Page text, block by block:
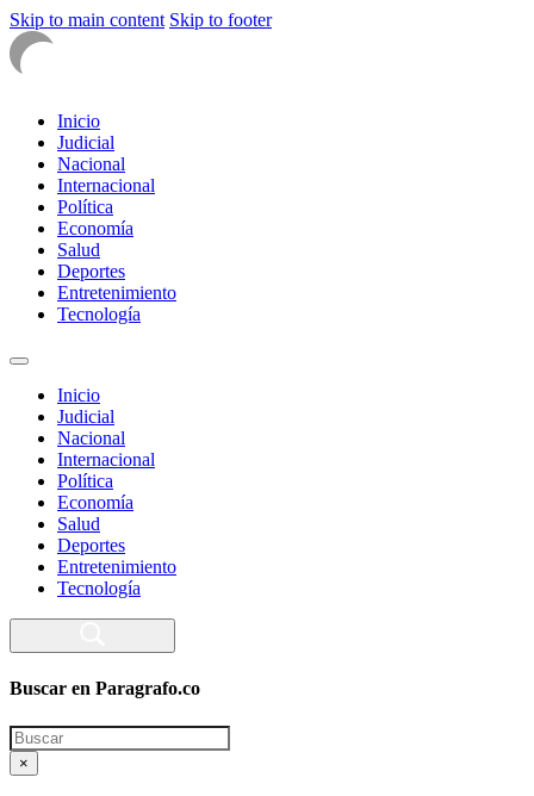
Skip to main content Skip to footer
Inicio
Judicial
Nacional
Internacional
Política
Economía
Salud
Deportes
Entretenimiento
Tecnología
Inicio
Judicial
Nacional
Internacional
Política
Economía
Salud
Deportes
Entretenimiento
Tecnología
Buscar en Paragrafo.co
Search
×